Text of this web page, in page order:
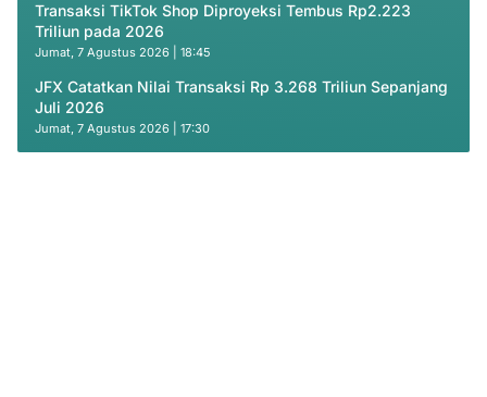
Transaksi TikTok Shop Diproyeksi Tembus Rp2.223
Triliun pada 2026
Jumat, 7 Agustus 2026 | 18:45
JFX Catatkan Nilai Transaksi Rp 3.268 Triliun Sepanjang
Juli 2026
Jumat, 7 Agustus 2026 | 17:30